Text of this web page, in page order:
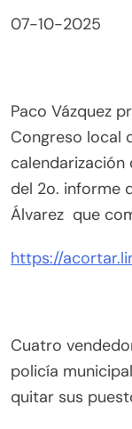
07-10-2025
Paco Vázquez
Congreso local
del 2o. informe
Álvarez que
https://
Cuatro
policía
quitar sus